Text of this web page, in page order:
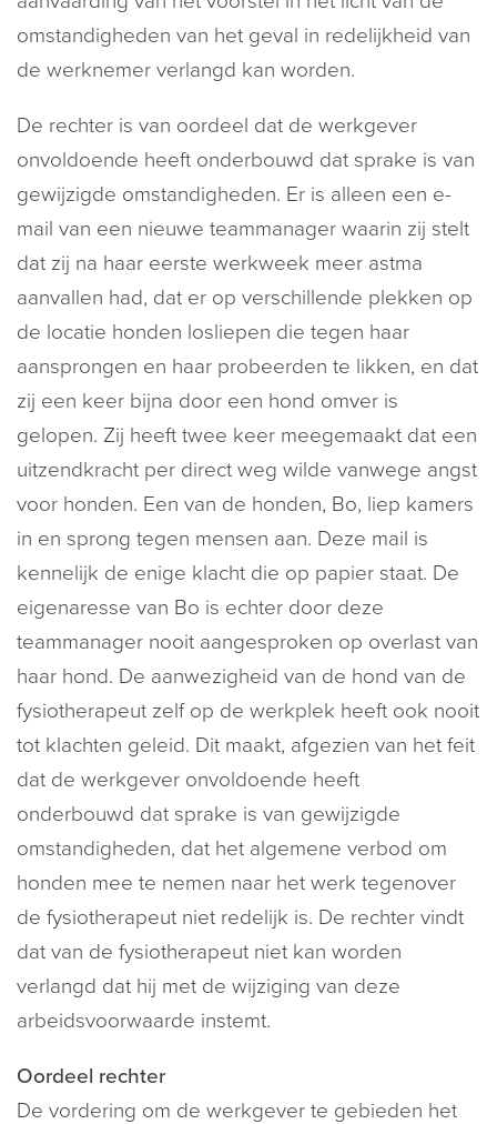
omstandigheden van het geval in redelijkheid van
de werknemer verlangd kan worden.
De rechter is van oordeel dat de werkgever
onvoldoende heeft onderbouwd dat sprake is van
gewijzigde omstandigheden. Er is alleen een e-
mail van een nieuwe teammanager waarin zij stelt
dat zij na haar eerste werkweek meer astma
aanvallen had, dat er op verschillende plekken op
de locatie honden losliepen die tegen haar
aansprongen en haar probeerden te likken, en dat
zij een keer bijna door een hond omver is
gelopen. Zij heeft twee keer meegemaakt dat een
uitzendkracht per direct weg wilde vanwege angst
voor honden. Een van de honden, Bo, liep kamers
in en sprong tegen mensen aan. Deze mail is
kennelijk de enige klacht die op papier staat. De
eigenaresse van Bo is echter door deze
teammanager nooit aangesproken op overlast van
haar hond. De aanwezigheid van de hond van de
fysiotherapeut zelf op de werkplek heeft ook nooit
tot klachten geleid. Dit maakt, afgezien van het feit
dat de werkgever onvoldoende heeft
onderbouwd dat sprake is van gewijzigde
omstandigheden, dat het algemene verbod om
honden mee te nemen naar het werk tegenover
de fysiotherapeut niet redelijk is. De rechter vindt
dat van de fysiotherapeut niet kan worden
verlangd dat hij met de wijziging van deze
arbeidsvoorwaarde instemt.
Oordeel rechter
De vordering om de werkgever te gebieden het